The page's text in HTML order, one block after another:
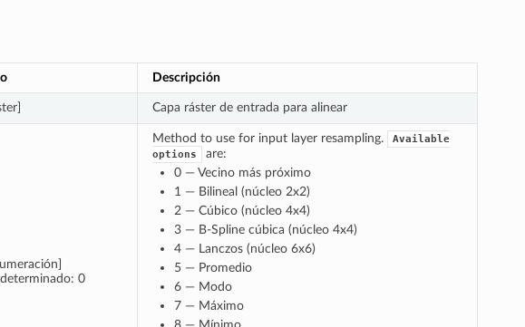
Descripción
Capa ráster de entrada para alinear
0
Method to use for input layer resampling.
Available
options
are:
0 — Vecino más próximo
1 — Bilineal (núcleo 2x2)
2 — Cúbico (núcleo 4x4)
3 — B-Spline cúbica (núcleo 4x4)
4 — Lanczos (núcleo 6x6)
5 — Promedio
6 — Modo
7 — Máximo